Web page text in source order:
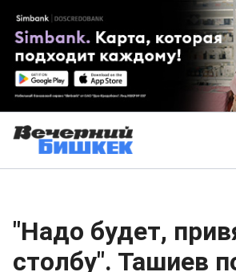
"Надо будет,
столбу". Ташиев